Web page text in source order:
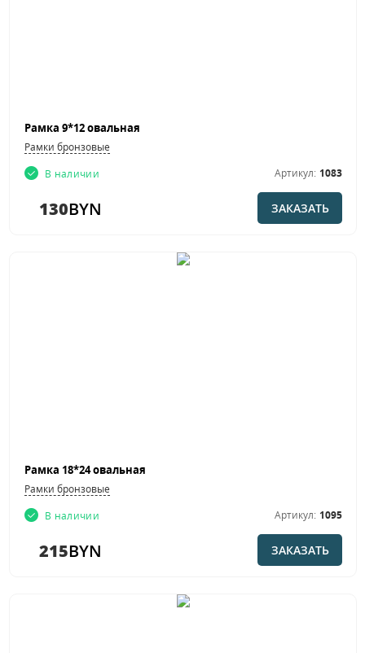
Рамка 9*12 овальная
Рамки бронзовые
В наличии
Артикул: 1083
130BYN ЗАКАЗАТЬ
Рамка 18*24 овальная
Рамки бронзовые
В наличии
Артикул: 1095
215BYN ЗАКАЗАТЬ